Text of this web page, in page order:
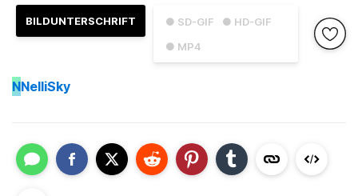
● SD-GIF
● HD-GIF
● MP4
BILDUNTERSCHRIFT
NNelliSky